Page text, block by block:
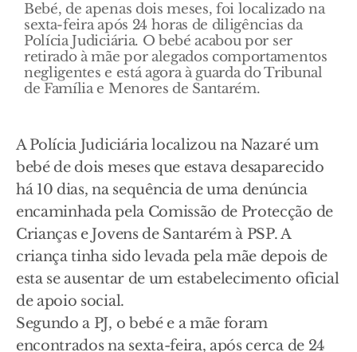
Bebé, de apenas dois meses, foi localizado na
sexta-feira após 24 horas de diligências da
Polícia Judiciária. O bebé acabou por ser
retirado à mãe por alegados comportamentos
negligentes e está agora à guarda do Tribunal
de Família e Menores de Santarém.
A Polícia Judiciária localizou na Nazaré um
bebé de dois meses que estava desaparecido
há 10 dias, na sequência de uma denúncia
encaminhada pela Comissão de Protecção de
Crianças e Jovens de Santarém à PSP. A
criança tinha sido levada pela mãe depois de
esta se ausentar de um estabelecimento oficial
de apoio social.
Segundo a PJ, o bebé e a mãe foram
encontrados na sexta-feira, após cerca de 24